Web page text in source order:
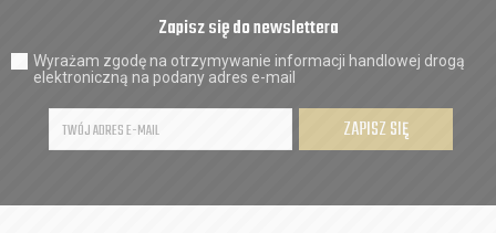
Zapisz się do newslettera
Wyrażam zgodę na otrzymywanie informacji handlowej drogą
elektroniczną na podany adres e-mail
ZAPISZ SIĘ